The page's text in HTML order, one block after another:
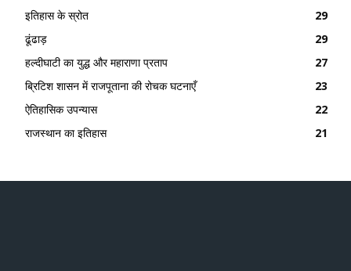
इतिहास के स्रोत
29
ढूंढाड़
29
हल्दीघाटी का युद्ध और महाराणा प्रताप
27
ब्रिटिश शासन में राजपूताना की रोचक घटनाएँ
23
ऐतिहासिक उपन्यास
22
राजस्थान का इतिहास
21